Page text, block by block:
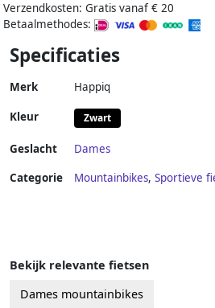
Verzendkosten: Gratis vanaf € 20
Betaalmethodes:
Specificaties
Merk Happiq
Kleur Zwart
Geslacht
Dames
Categorie
Mountainbikes, Sportieve
Bekijk relevante fietsen
Dames mountainbikes